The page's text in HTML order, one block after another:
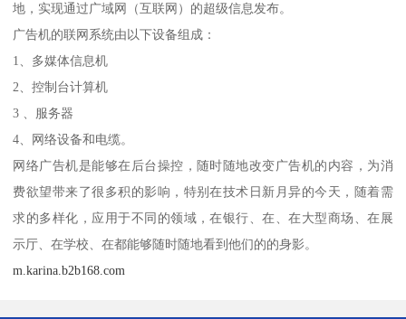
地，实现通过广域网（互联网）的超级信息发布。
广告机的联网系统由以下设备组成：
1、多媒体信息机
2、控制台计算机
3 、服务器
4、网络设备和电缆。
网络广告机是能够在后台操控，随时随地改变广告机的内容，为消
费欲望带来了很多积的影响，特别在技术日新月异的今天，随着需
求的多样化，应用于不同的领域，在银行、在、在大型商场、在展
示厅、在学校、在都能够随时随地看到他们的的身影。
m.karina.b2b168.com